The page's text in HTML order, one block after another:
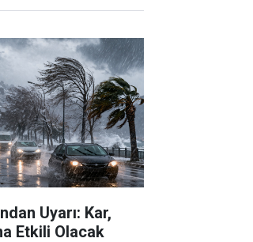
Uyarı: Kar,
Etkili Olacak